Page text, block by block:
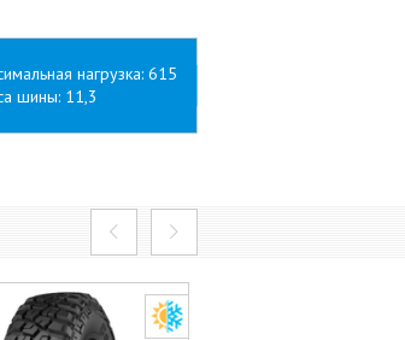
нагрузка: 615
шины: 11,3